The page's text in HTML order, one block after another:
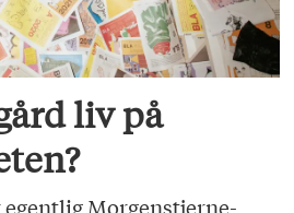
liv på
Morgenstjerne-